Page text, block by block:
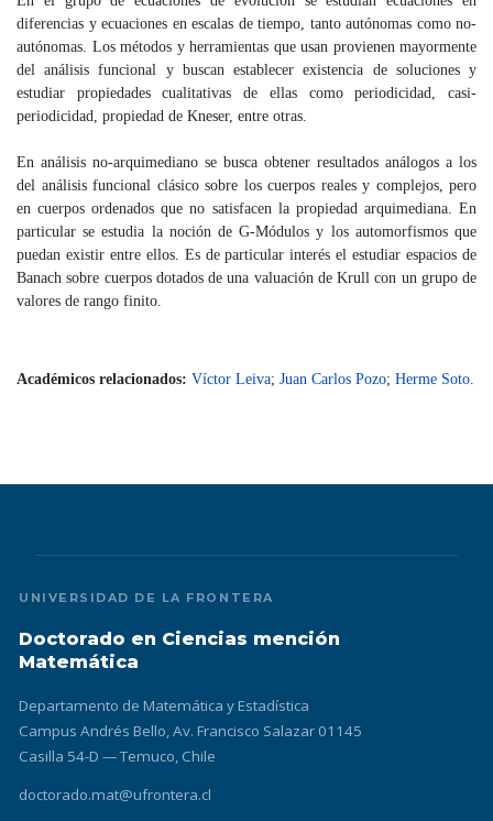
diferencias y ecuaciones en escalas de tiempo, tanto autónomas como no-
autónomas. Los métodos y herramientas que usan provienen mayormente
del análisis funcional y buscan establecer existencia de soluciones y
estudiar propiedades cualitativas de ellas como periodicidad, casi-
periodicidad, propiedad de Kneser, entre otras.
En análisis no-arquimediano se busca obtener resultados análogos a los
del análisis funcional clásico sobre los cuerpos reales y complejos, pero
en cuerpos ordenados que no satisfacen la propiedad arquimediana. En
particular se estudia la noción de G-Módulos y los automorfismos que
puedan existir entre ellos. Es de particular interés el estudiar espacios de
Banach sobre cuerpos dotados de una valuación de Krull con un grupo de
valores de rango finito.
Académicos relacionados: Víctor Leiva; Juan Carlos Pozo; Herme Soto.
UNIVERSIDAD DE LA FRONTERA
Doctorado en Ciencias mención
Matemática
Departamento de Matemática y Estadística
Campus Andrés Bello, Av. Francisco Salazar 01145
Casilla 54-D — Temuco, Chile
doctorado.mat@ufrontera.cl